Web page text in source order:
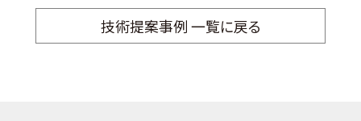
技術提案事例 一覧に戻る